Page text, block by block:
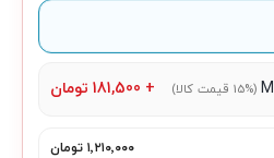
(15% قیمت کالا) +
181,500 تومان
۱٬۲۱۰٬۰۰۰ تومان